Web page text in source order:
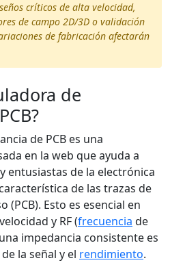
críticos de alta velocidad,
de campo 2D/3D o validación
de fabricación afectarán
de
de PCB es una
en la web que ayuda a
entusiastas de la electrónica
de las trazas de
(PCB). Esto es esencial en
y RF (frecuencia de
impedancia consistente es
la señal y el rendimiento.